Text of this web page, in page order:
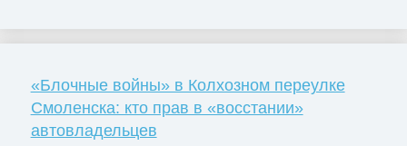
«Блочные войны» в Колхозном переулке
Смоленска: кто прав в «восстании»
автовладельцев